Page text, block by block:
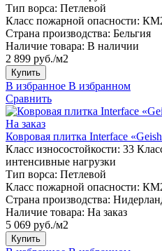
Тип ворса: Петлевой
Класс пожарной опасности:
Страна производства: Бельгия
Наличие товара: В наличии
2 899 руб./м2
Купить
В избранное В избранном
Сравнить
На заказ
Ковровая плитка Interface
Класс износостойкости: 33
интенсивные нагрузки
Тип ворса: Петлевой
Класс пожарной опасности:
Страна производства:
Наличие товара: На заказ
5 069 руб./м2
Купить